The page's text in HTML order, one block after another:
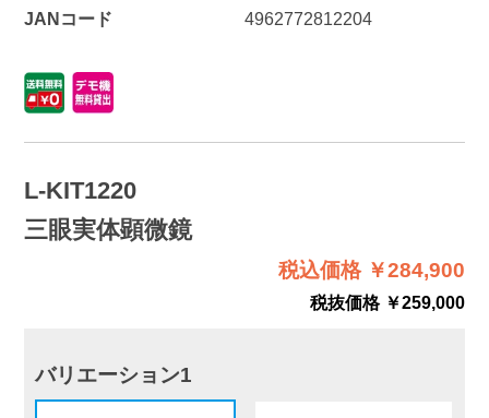
JANコード 4962772812204
L-KIT1220
三眼実体顕微鏡
税込価格 ￥284,900
税抜価格 ￥259,000
バリエーション1